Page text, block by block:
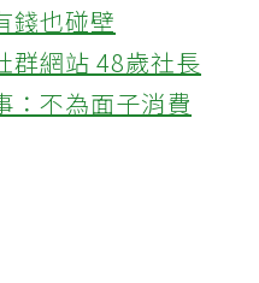
錢也碰壁
群網站 48歲社長
：不為面子消費